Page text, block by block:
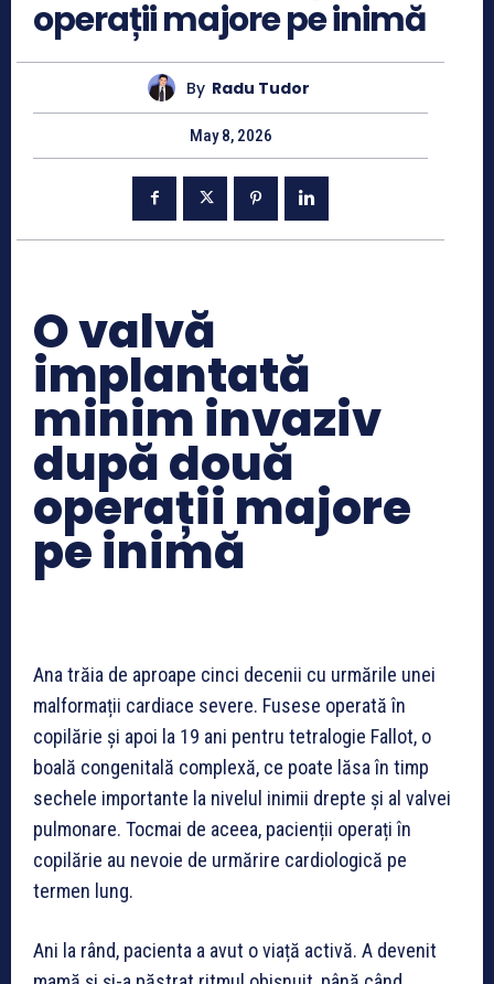
operații majore pe inimă
By Radu Tudor
May 8, 2026
O valvă
implantată
minim invaziv
după două
operații majore
pe inimă
Ana trăia de aproape cinci decenii cu urmările unei
malformații cardiace severe. Fusese operată în
copilărie și apoi la 19 ani pentru tetralogie Fallot, o
boală congenitală complexă, ce poate lăsa în timp
sechele importante la nivelul inimii drepte și al valvei
pulmonare. Tocmai de aceea, pacienții operați în
copilărie au nevoie de urmărire cardiologică pe
termen lung.
Ani la rând, pacienta a avut o viață activă. A devenit